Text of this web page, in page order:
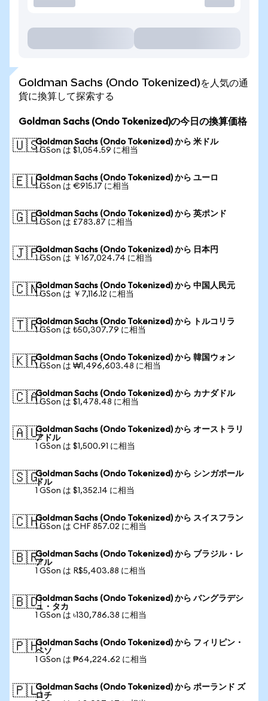
Goldman Sachs (Ondo Tokenized)を人気の通
貨に換算して探索する
Goldman Sachs (Ondo Tokenized)の今日の換算価格
🇺🇸Goldman Sachs (Ondo Tokenized) から 米ドル
1 GSon は $1,054.59 に相当
🇪🇺Goldman Sachs (Ondo Tokenized) から ユーロ
1 GSon は €915.17 に相当
🇬🇧Goldman Sachs (Ondo Tokenized) から 英ポンド
1 GSon は £783.87 に相当
🇯🇵Goldman Sachs (Ondo Tokenized) から 日本円
1 GSon は ￥167,024.74 に相当
🇨🇳Goldman Sachs (Ondo Tokenized) から 中国人民元
1 GSon は ￥7,116.12 に相当
🇹🇷Goldman Sachs (Ondo Tokenized) から トルコリラ
1 GSon は ₺50,307.79 に相当
🇰🇷Goldman Sachs (Ondo Tokenized) から 韓国ウォン
1 GSon は ₩1,496,603.48 に相当
🇨🇦Goldman Sachs (Ondo Tokenized) から カナダドル
1 GSon は $1,478.48 に相当
🇦🇺Goldman Sachs (Ondo Tokenized) から オーストラリ
アドル
1 GSon は $1,500.91 に相当
🇸🇬Goldman Sachs (Ondo Tokenized) から シンガポール
ドル
1 GSon は $1,352.14 に相当
🇨🇭Goldman Sachs (Ondo Tokenized) から スイスフラン
1 GSon は CHF 857.02 に相当
🇧🇷Goldman Sachs (Ondo Tokenized) から ブラジル・レ
アル
1 GSon は R$5,403.88 に相当
🇧🇩Goldman Sachs (Ondo Tokenized) から バングラデシ
ュ・タカ
1 GSon は ৳130,786.38 に相当
🇵🇭Goldman Sachs (Ondo Tokenized) から フィリピン・
ペソ
1 GSon は ₱64,224.62 に相当
🇵🇱Goldman Sachs (Ondo Tokenized) から ポーランド ズ
ロチ